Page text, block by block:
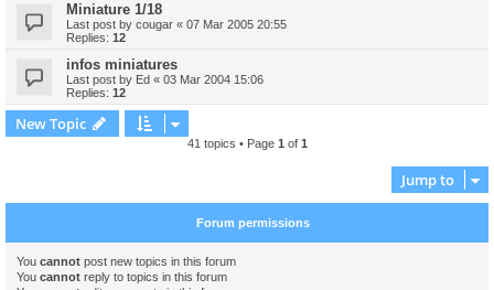
Miniature 1/18
Last post by cougar « 07 Mar 2005 20:55
Replies: 12
infos miniatures
Last post by Ed « 03 Mar 2004 15:06
Replies: 12
New Topic
41 topics • Page 1of 1
Jump to
Forum permissions
You cannot post new topics in this forum
You cannot reply to topics in this forum